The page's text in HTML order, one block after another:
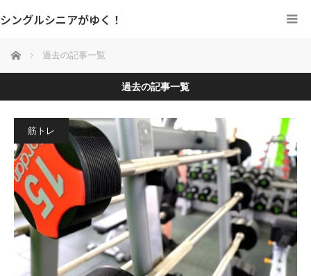
シングルシニアがゆく！
ホーム 過去の記事一覧
過去の記事一覧
筋トレ